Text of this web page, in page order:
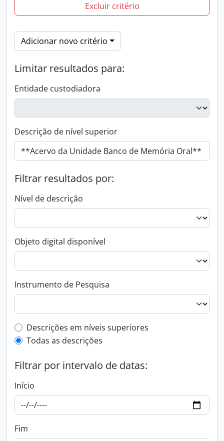
Excluir critério
Adicionar novo critério
Limitar resultados para:
Entidade custodiadora
Descrição de nível superior
Filtrar resultados por:
Nível de descrição
Objeto digital disponível
Instrumento de Pesquisa
Filtro de descrição de nível superior
Descrições em níveis superiores
Todas as descrições
Filtrar por intervalo de datas:
Início
Fim